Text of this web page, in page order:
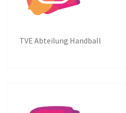
TVE Abteilung Handball